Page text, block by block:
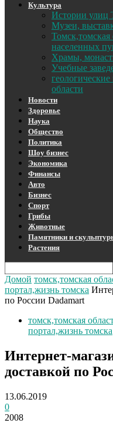
Культура
Истории улиц
Музеи,
Томск,томская
населенных
Храмы,
Учебные
области
Новости
Здоровье
Наука
Общество
Политика
Шоу бизнес
Экономика
Финансы
Авто
Бизнес
Спорт
Грибы
Животные
Памятники и
Растения
Домой томск,томская
портал,жизнь томска
по России Dadamart
томск,томская
портал,жизнь томска
Интернет-
доставкой по
13.06.2019
0
2008